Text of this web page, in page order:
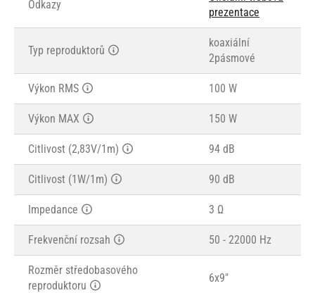
Odkazy
prezentace
Typ reproduktorů
koaxiální
2pásmové
Výkon RMS 100 W
Výkon MAX 150 W
Citlivost (2,83V/1m) 94 dB
Citlivost (1W/1m) 90 dB
Impedance 3 Ω
Frekvenční rozsah 50 - 22000 Hz
Rozměr středobasového
reproduktoru
6x9"